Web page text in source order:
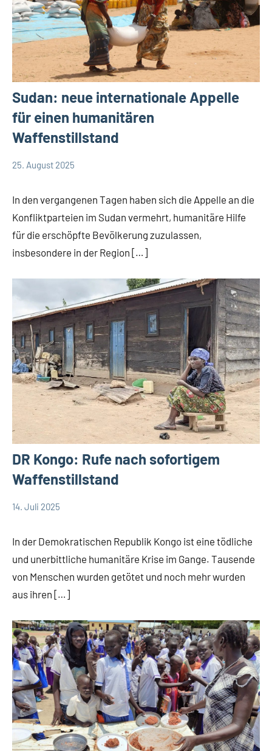
Sudan: neue internationale Appelle
für einen humanitären
Waffenstillstand
25. August 2025
Andrea
In den vergangenen Tagen haben sich die Appelle an die
Konfliktparteien im Sudan vermehrt, humanitäre Hilfe
für die erschöpfte Bevölkerung zuzulassen,
insbesondere in der Region […]
DR Kongo: Rufe nach sofortigem
Waffenstillstand
14. Juli 2025
In der Demokratischen Republik Kongo ist eine tödliche
und unerbittliche humanitäre Krise im Gange. Tausende
von Menschen wurden getötet und noch mehr wurden
aus ihren […]